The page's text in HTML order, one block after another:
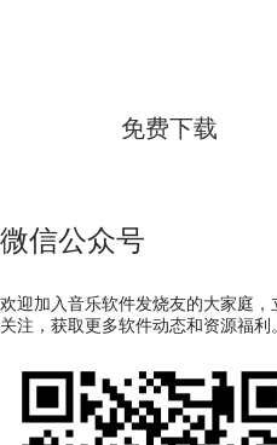
免费下载
微信公众号
欢迎加入音乐软件发烧友的大家庭，
关注，获取更多软件动态和资源福利